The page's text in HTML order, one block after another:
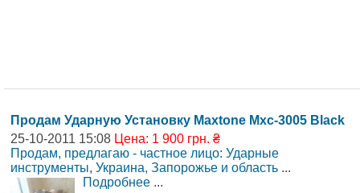
Продам Ударную Установку Maxtone Mxc-3005 Black
25-10-2011 15:08 Цена: 1 900 грн. ₴
Продам, предлагаю - частное лицо: Ударные
инструменты, Украина, Запорожье и область ...
Подробнее ...